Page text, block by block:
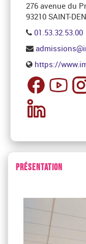
276 avenue du
93210 SAINT-
01.53.32.53.00
https://
PRÉSENTATION